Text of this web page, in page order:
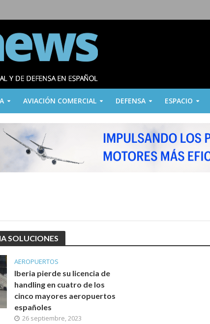
AVIACIÓN COMERCIAL DEFENSA ESPACIO
SOLUCIONES
AEROPUERTOS
Iberia pierde su licencia de
handling en cuatro de los
cinco mayores aeropuertos
españoles
26 septiembre, 2023